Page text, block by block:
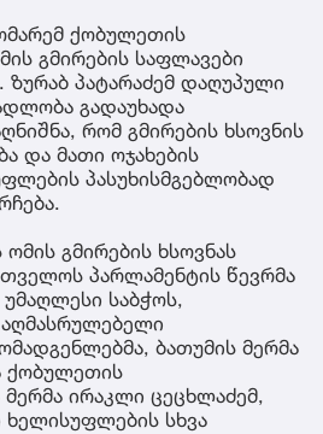
ქობულეთის
გმირების საფლავები
ზურაბ პატარაძემ დაღუპული
გადაუხადა
რომ გმირების ხსოვნის
და მათი ოჯახების
პასუხისმგებლობად
გმირების ხსოვნას
პარლამენტის წევრმა
უმაღლესი საბჭოს,
ბათუმის მერმა
ქობულეთის
მერმა ირაკლი ცეცხლაძემ,
სხვა